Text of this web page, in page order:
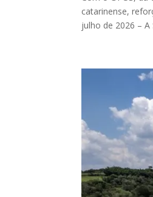
catarinense,
julho de 2026 – A